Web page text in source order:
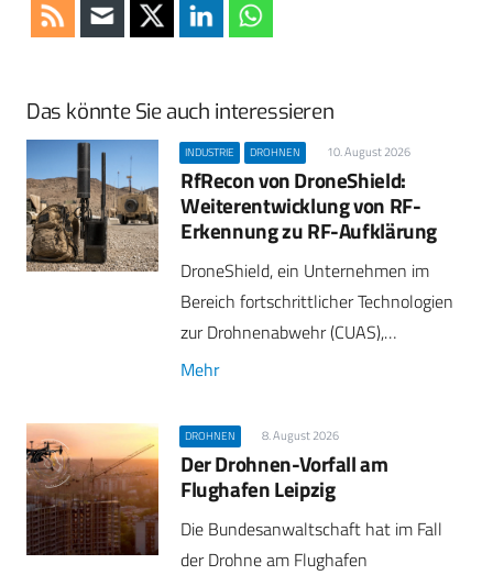
Das könnte Sie auch interessieren
INDUSTRIE DROHNEN 10. August 2026
RfRecon von DroneShield:
Weiterentwicklung von RF-
Erkennung zu RF-Aufklärung
DroneShield, ein Unternehmen im
Bereich fortschrittlicher Technologien
zur Drohnenabwehr (CUAS),…
Mehr
DROHNEN 8. August 2026
Der Drohnen-Vorfall am
Flughafen Leipzig
Die Bundesanwaltschaft hat im Fall
der Drohne am Flughafen